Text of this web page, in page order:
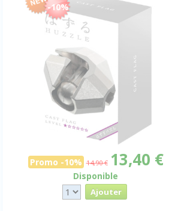
-10%
Promo -10% 14,90 € 13,40 €
Disponible